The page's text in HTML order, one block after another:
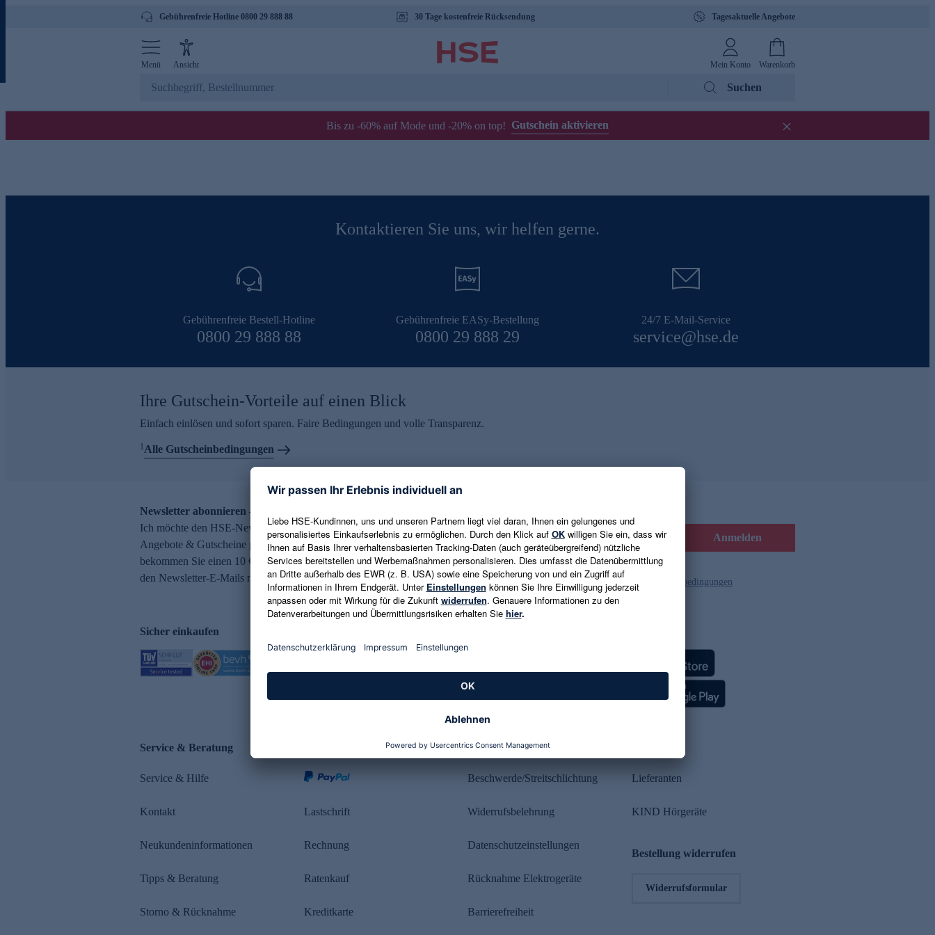
Gebührenfreie Hotline 0800 29 888 88 30 Tage kostenfreie Rücksendung Tagesaktuelle Angebote
Menü Ansicht Mein Konto Warenkorb
Suchen
Bis zu -60% auf Mode und -20% on top! Gutschein aktivieren
Kontaktieren Sie uns, wir helfen gerne.
Gebührenfreie Bestell-Hotline
0800 29 888 88
Gebührenfreie EASy-Bestellung
0800 29 888 29
24/7 E-Mail-Service
service@hse.de
Ihre Gutschein-Vorteile auf einen Blick
Einfach einlösen und sofort sparen. Faire Bedingungen und volle Transparenz.
1Alle Gutscheinbedingungen
Newsletter abonnieren – 10 € Gutschein erhalten
Ich möchte den HSE-Newsletter abonnieren und aktuelle Trends,
Angebote & Gutscheine per E-Mail erhalten. Als Dankeschön
bekommen Sie einen 10 € Gutschein. Eine Abmeldung ist jederzeit in
den Newsletter-E-Mails möglich.
E-Mail-Adresse eingeben Anmelden
Es gelten die Datenschutzrichtlinien und die Gutscheinbedingungen
Sicher einkaufen
Service & Beratung
Service & Hilfe
Kontakt
Neukundeninformationen
Tipps & Beratung
Storno & Rücknahme
Lastschrift
Rechnung
Ratenkauf
Kreditkarte
Rechtliches
Beschwerde/Streitschlichtung
Widerrufsbelehrung
Datenschutzeinstellungen
Rücknahme Elektrogeräte
Barrierefreiheit
Lieferanten
KIND Hörgeräte
Bestellung widerrufen
Widerrufsformular